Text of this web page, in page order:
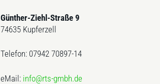
Günther-Ziehl-Straße 9
74635 Kupferzell
Telefon: 07942 70897-14
eMail: info@rts-gmbh.de